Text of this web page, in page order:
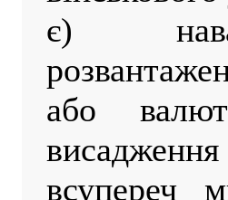
є)
або
всупереч